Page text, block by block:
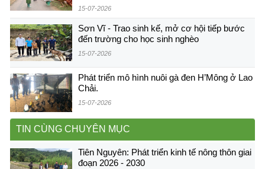
15-07-2026
Sơn Vĩ - Trao sinh kế, mở cơ hội tiếp bước
đến trường cho học sinh nghèo
15-07-2026
Phát triển mô hình nuôi gà đen H’Mông ở Lao
Chải.
15-07-2026
TIN CÙNG CHUYÊN MỤC
Tiên Nguyên: Phát triển kinh tế nông thôn giai
đoạn 2026 - 2030